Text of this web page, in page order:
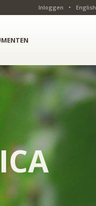
Inloggen • English